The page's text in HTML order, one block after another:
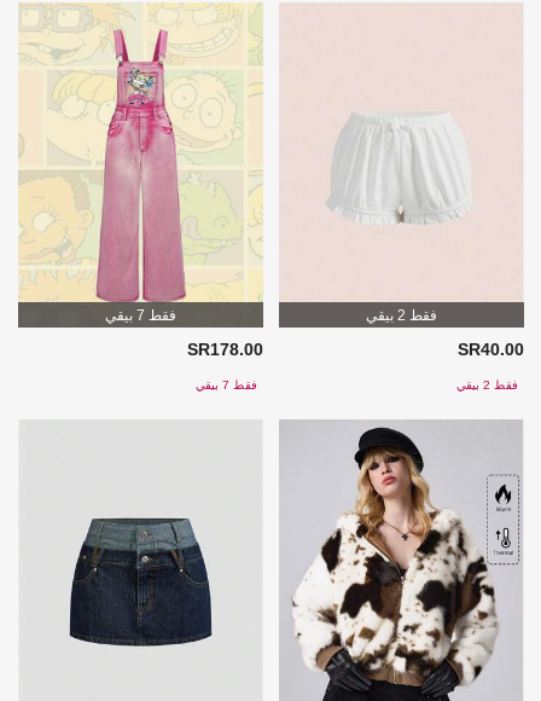
فقط 2 بيقي
SR40.00
فقط 2 بيقي
فقط 7 بيقي
SR178.00
فقط 7 بيقي